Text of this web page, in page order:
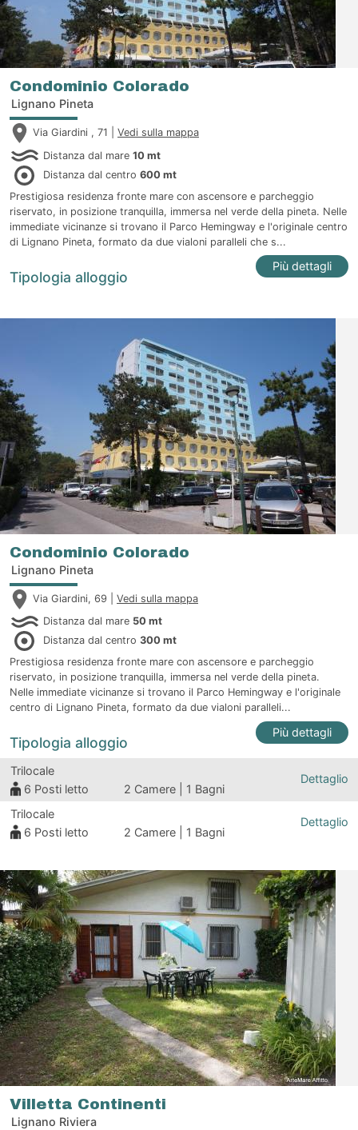
Condominio Colorado
Lignano Pineta
Via Giardini , 71 | Vedi sulla mappa
Distanza dal mare 10 mt
Distanza dal centro 600 mt
Prestigiosa residenza fronte mare con ascensore e parcheggio
riservato, in posizione tranquilla, immersa nel verde della pineta. Nelle
immediate vicinanze si trovano il Parco Hemingway e l'originale centro
di Lignano Pineta, formato da due vialoni paralleli che s...
Più dettagli
Tipologia alloggio
Condominio Colorado
Lignano Pineta
Via Giardini, 69 | Vedi sulla mappa
Distanza dal mare 50 mt
Distanza dal centro 300 mt
Prestigiosa residenza fronte mare con ascensore e parcheggio
riservato, in posizione tranquilla, immersa nel verde della pineta.
Nelle immediate vicinanze si trovano il Parco Hemingway e l'originale
centro di Lignano Pineta, formato da due vialoni paralleli...
Più dettagli
Tipologia alloggio
Trilocale
6 Posti letto 2 Camere | 1 Bagni
Dettaglio
Trilocale
6 Posti letto 2 Camere | 1 Bagni
Dettaglio
Villetta Continenti
Lignano Riviera